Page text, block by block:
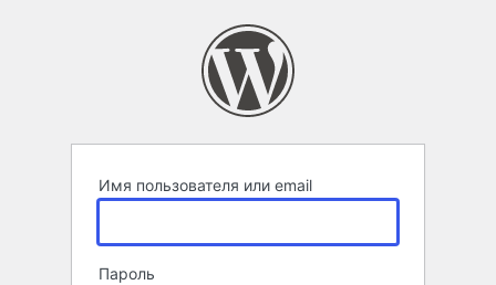
Имя пользователя или email
Пароль